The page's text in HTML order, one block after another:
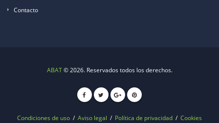
Contacto
ABAT© 2026. Reservados todos los derechos.
Condiciones de uso / Aviso legal / Política de privacidad / Cookies